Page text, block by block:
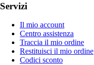
Servizi
Il mio account
Centro assistenza
Traccia il mio ordine
Restituisci il mio ordine
Codici sconto